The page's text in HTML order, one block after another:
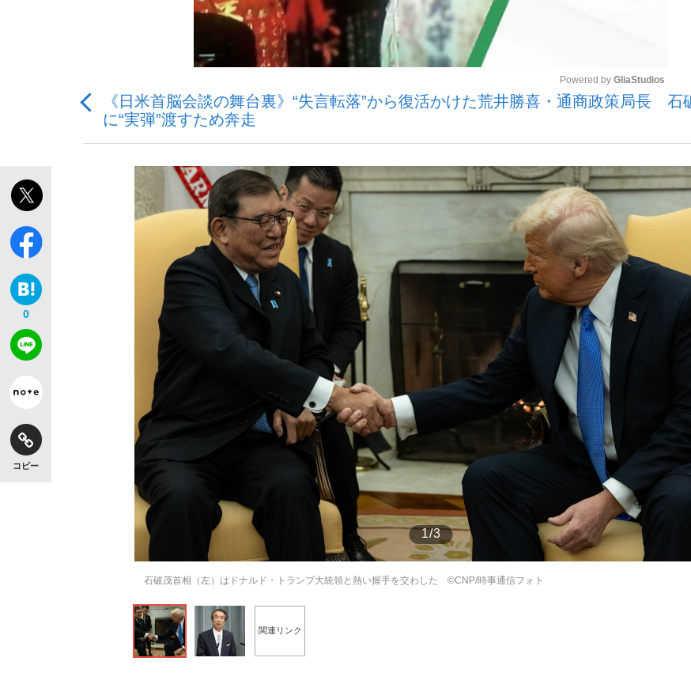
「最悪の空気のまま解散」WBC日本代表“敗戦”の真実 選手が明かす... 「敗因分析は一切聞か
「クマが悪者扱いされているのが悲しい」『北の国から』倉本聰氏（91...
もっと見る
私のあのとき、私のいま
観る将棋
キングの誕生を、目撃せよ。
もっと見る
Powered by GliaStudios
《日米首脳会談の舞台裏》“失言転落”から復活かけた荒井勝喜・通商政策局長 石
に“実弾”渡すため奔走
0
コピー
1/3
石破茂首相（左）はドナルド・トランプ大統領と熱い握手を交わした ©CNP/時事通信フォト
関連リンク